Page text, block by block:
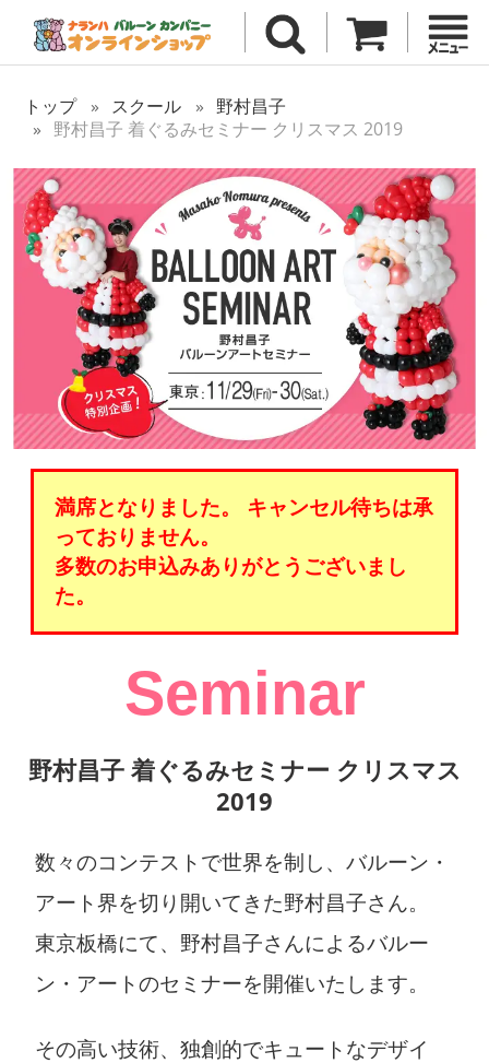
トップ スクール
野村昌子
野村昌子 着ぐるみセミナー クリスマス 2019
満席となりました。 キャンセル待ちは承
っておりません。
多数のお申込みありがとうございまし
た。
Seminar
野村昌子 着ぐるみセミナー クリスマス
2019
数々のコンテストで世界を制し、バルーン・
アート界を切り開いてきた野村昌子さん。
東京板橋にて、野村昌子さんによるバルー
ン・アートのセミナーを開催いたします。
その高い技術、独創的でキュートなデザイ